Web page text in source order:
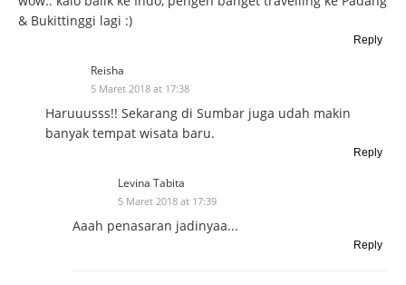
& Bukittinggi lagi :)
Reply
Reisha
5 Maret 2018 at 17:38
Haruuusss!! Sekarang di Sumbar juga udah makin
banyak tempat wisata baru.
Reply
Levina Tabita
5 Maret 2018 at 17:39
Aaah penasaran jadinyaa...
Reply